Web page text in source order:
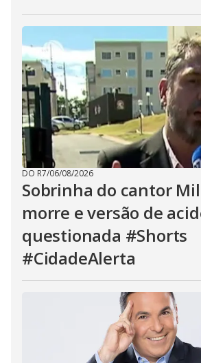
DO R7/06/08/2026
Sobrinha do cantor
morre e versão de
questionada #Shorts
#CidadeAlerta